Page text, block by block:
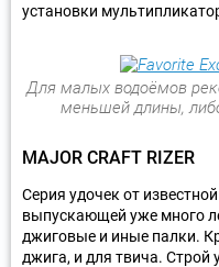
установки
Для малых водоёмов
меньшей длины,
MAJOR CRAFT RIZER
Серия удочек от
выпускающей уже много
джиговые и иные палки.
джига, и для твича. Строй